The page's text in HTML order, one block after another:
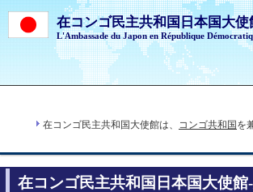
在コンゴ民主共和国日本国大使
L'Ambassade du Japon en République
在コンゴ民主共和国大使館は、 コンゴ共和国 を
在コンゴ民主共和国日本国大使館